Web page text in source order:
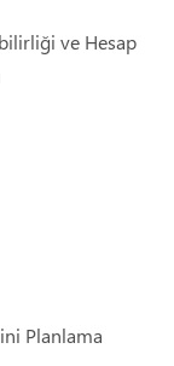
ve Hesap
Planlama